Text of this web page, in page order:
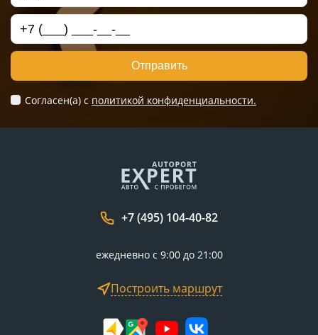
Отправить
Согласен(а) c политикой конфиденциальности.
+7 (495) 104-40-82
ежедневно с 9:00 до 21:00
Построить маршрут